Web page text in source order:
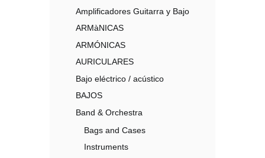
Amplificadores Guitarra y Bajo
ARMàNICAS
ARMÓNICAS
AURICULARES
Bajo eléctrico / acústico
BAJOS
Band & Orchestra
Bags and Cases
Instruments